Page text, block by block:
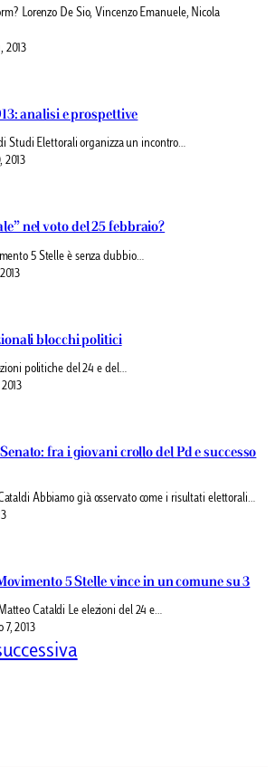
Lorenzo De Sio, Vincenzo Emanuele, Nicola
2013
analisi e prospettive
Studi Elettorali organizza un incontro…
2013
nel voto del 25 febbraio?
5 Stelle è senza dubbio…
blocchi politici
politiche del 24 e del…
fra i giovani crollo del Pd e successo
Abbiamo già osservato come i risultati elettorali…
5 Stelle vince in un comune su 3
Cataldi Le elezioni del 24 e…
7, 2013